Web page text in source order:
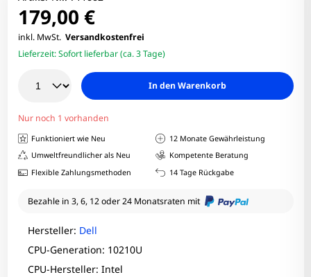
179,00 €
inkl. MwSt. Versandkostenfrei
Lieferzeit:Sofort lieferbar (ca. 3 Tage)
In den Warenkorb
Nur noch 1 vorhanden
Funktioniert wie Neu
12 Monate Gewährleistung
Umweltfreundlicher als Neu
Kompetente Beratung
Flexible Zahlungsmethoden
14 Tage Rückgabe
Bezahle in 3, 6, 12 oder 24 Monatsraten mit
Hersteller: Dell
CPU-Generation: 10210U
CPU-Hersteller: Intel